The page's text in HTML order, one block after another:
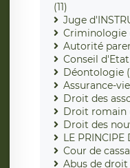
(11)
Juge
Criminologie
Autorité
Conseil d'Etat
Déontologie
Assurance-vie
Droit des
Droit romain
Droit des
LE PRINCIPE
Cour de
Abus de droit